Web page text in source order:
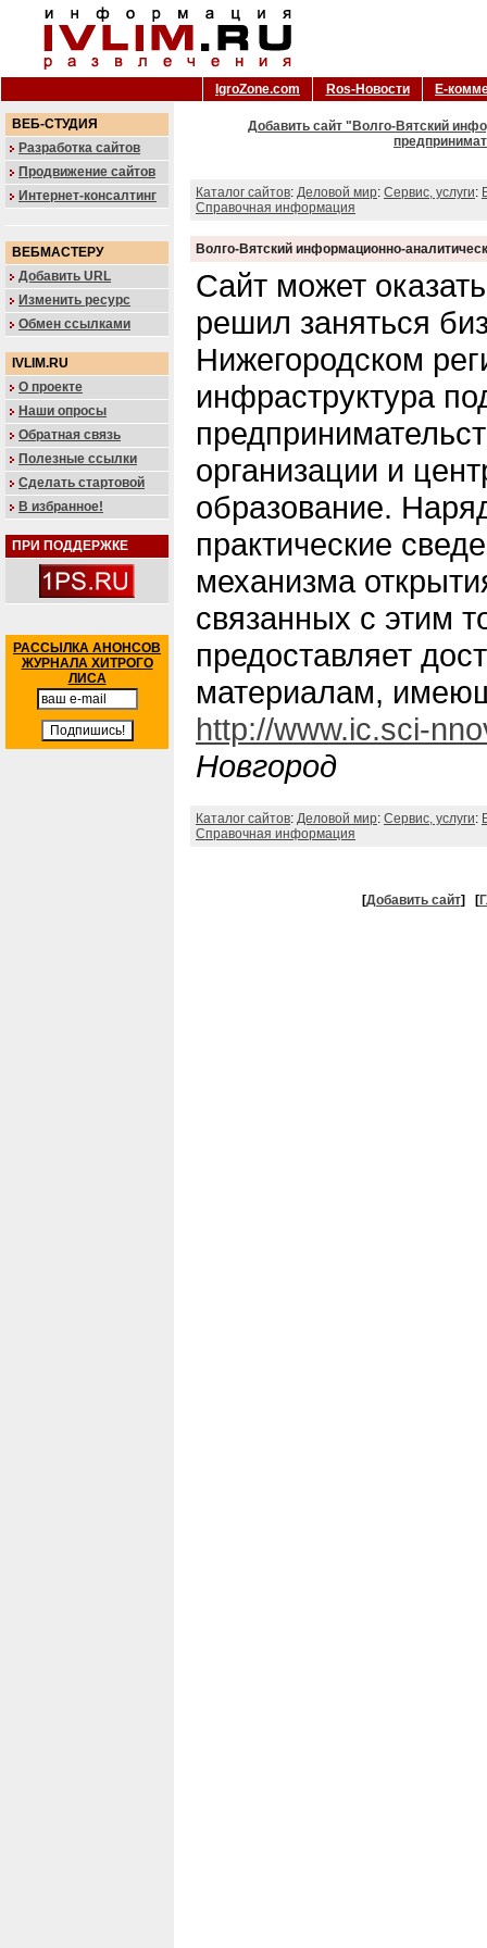
IgroZone.com Ros-Новости Е-
ВЕБ-СТУДИЯ
Разработка сайтов
Продвижение сайтов
Интернет-консалтинг
ВЕБМАСТЕРУ
Добавить URL
Изменить ресурс
Обмен ссылками
IVLIM.RU
О проекте
Наши опросы
Обратная связь
Полезные ссылки
Сделать стартовой
В избранное!
ПРИ ПОДДЕРЖКЕ
РАССЫЛКА АНОНСОВ
ЖУРНАЛА ХИТРОГО
ЛИСА
Добавить сайт "Волго-Вятский
Каталог сайтов: Деловой мир: Сервис, услуги:
Справочная информация
Волго-Вятский информационно-
Сайт может
решил заняться
Нижегородском
инфраструктура
организации и
образование.
практические
механизма
связанных с этим
предоставляет
материалам,
http://www.ic.sci-
Новгород
Каталог сайтов: Деловой мир: Сервис, услуги:
Справочная информация
[Добавить сайт] [